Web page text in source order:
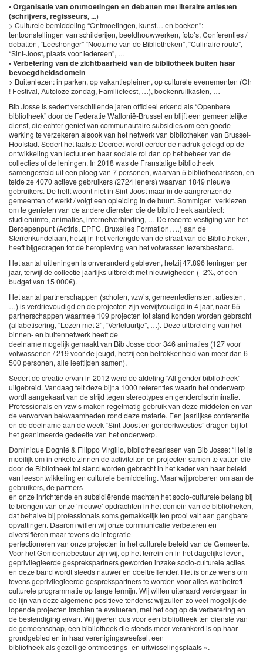
• Organisatie van ontmoetingen en debatten met literaire artiesten
(schrijvers, regisseurs, ...)
> Culturele bemiddeling “Ontmoetingen, kunst… en boeken”:
tentoonstellingen van schilderijen, beeldhouwwerken, foto’s, Conferenties /
debatten, “Leeshonger” “Nocturne van de Bibliotheken”, “Culinaire route”,
“Sint-Joost, plaats voor iedereen”, …
• Verbetering van de zichtbaarheid van de bibliotheek buiten haar
bevoegdheidsdomein
> Buitenlezen: in parken, op vakantiepleinen, op culturele evenementen (Oh
! Festival, Autoloze zondag, Familiefeest, …), boekenruilkasten, …
Bib Josse is sedert verschillende jaren officieel erkend als “Openbare
bibliotheek” door de Federatie Wallonië-Brussel en blijft een gemeentelijke
dienst, die echter geniet van communautaire subsidies om een goede
werking te verzekeren alsook van het netwerk van bibliotheken van Brussel-
Hoofstad. Sedert het laatste Decreet wordt eerder de nadruk gelegd op de
ontwikkeling van lectuur en haar sociale rol dan op het beheer van de
collecties of de leningen. In 2018 was de Franstalige bibliotheek
samengesteld uit een ploeg van 7 personen, waarvan 5 bibliothecarissen, en
telde ze 4070 actieve gebruikers (2724 leners) waarvan 1849 nieuwe
gebruikers. De helft woont niet in Sint-Joost maar in de aangrenzende
gemeenten of werkt / volgt een opleiding in de buurt. Sommigen verkiezen
om te genieten van de andere diensten die de bibliotheek aanbiedt:
studieruimte, animaties, internetverbinding, … De recente vestiging van het
Beroepenpunt (Actiris, EPFC, Bruxelles Formation, …) aan de
Sterrenkundelaan, hetzij in het verlengde van de straat van de Bibliotheken,
heeft bijgedragen tot de heropleving van het volwassen lezersbestand.
Het aantal uitleningen is onveranderd gebleven, hetzij 47.896 leningen per
jaar, terwijl de collectie jaarlijks uitbreidt met nieuwigheden (+2%, of een
budget van 15 000€).
Het aantal partnerschappen (scholen, vzw’s, gemeentediensten, artiesten,
…) is verdrievoudigd en de projecten zijn vervijfvoudigd in 4 jaar, naar 65
partnerschappen waarmee 109 projecten tot stand konden worden gebracht
(alfabetisering, “Lezen met 2”, “Verteluurtje”, …). Deze uitbreiding van het
binnen- en buitennetwerk heeft de
deelname mogelijk gemaakt van Bib Josse door 346 animaties (127 voor
volwassenen / 219 voor de jeugd, hetzij een betrokkenheid van meer dan 6
500 personen, alle leeftijden samen).
Sedert de creatie ervan in 2012 werd de afdeling “All gender bibliotheek”
uitgebreid. Vandaag telt deze bijna 1000 referenties waarin het onderwerp
wordt aangekaart van de strijd tegen stereotypes en genderdiscriminatie.
Professionals en vzw’s maken regelmatig gebruik van deze middelen en van
de verworven bekwaamheden rond deze materie. Een jaarlijkse conferentie
en de deelname aan de week “Sint-Joost en genderkwesties” dragen bij tot
het geanimeerde gedeelte van het onderwerp.
Dominique Dognié & Filippo Virgilio, bibliothecarissen van Bib Josse: “Het is
moeilijk om in enkele zinnen de activiteiten en projecten samen te vatten die
door de Bibliotheek tot stand worden gebracht in het kader van haar beleid
van leesontwikkeling en culturele bemiddeling. Maar wij proberen om aan de
gebruikers, de partners
en onze inrichtende en subsidiërende machten het socio-culturele belang bij
te brengen van onze ‘nieuwe’ opdrachten in het domein van de bibliotheken,
dat behalve bij professionals soms gemakkelijk ten prooi valt aan gangbare
opvattingen. Daarom willen wij onze communicatie verbeteren en
diversifiëren maar tevens de integratie
perfectioneren van onze projecten in het culturele beleid van de Gemeente.
Voor het Gemeentebestuur zijn wij, op het terrein en in het dagelijks leven,
geprivilegieerde gesprekspartners geworden inzake socio-culturele acties
en deze band wordt steeds nauwer en doeltreffender. Het is onze wens om
tevens geprivilegieerde gesprekspartners te worden voor alles wat betreft
culturele programmatie op lange termijn. Wij willen uiteraard verdergaan in
de lijn van deze algemene positieve tendens: wij zullen zo veel mogelijk de
lopende projecten trachten te evalueren, met het oog op de verbetering en
de bestendiging ervan. Wij ijveren dus voor een bibliotheek ten dienste van
de gemeenschap, een bibliotheek die steeds meer verankerd is op haar
grondgebied en in haar verenigingsweefsel, een
bibliotheek als gezellige ontmoetings- en uitwisselingsplaats ».